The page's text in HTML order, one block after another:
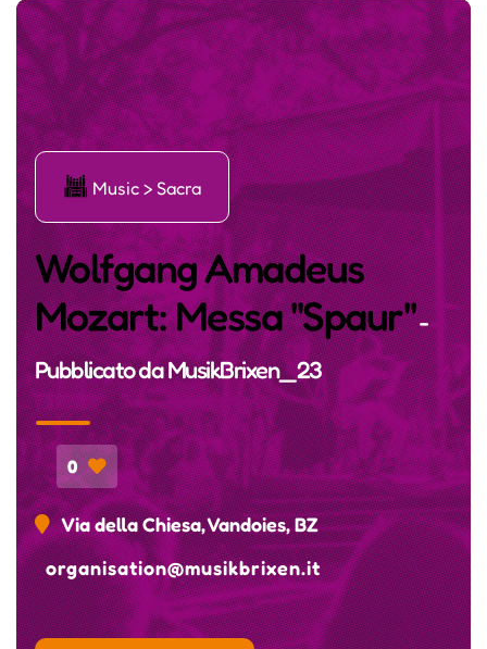
ģ Music > Sacra
Wolfgang Amadeus
Mozart: Messa "Spaur"-
Pubblicato daMusikBrixen_23
0
Via della Chiesa, Vandoies, BZ
organisation@musikbrixen.it